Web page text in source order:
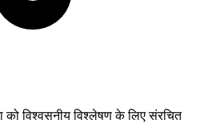
विश्वसनीय विश्लेषण के लिए संरचित